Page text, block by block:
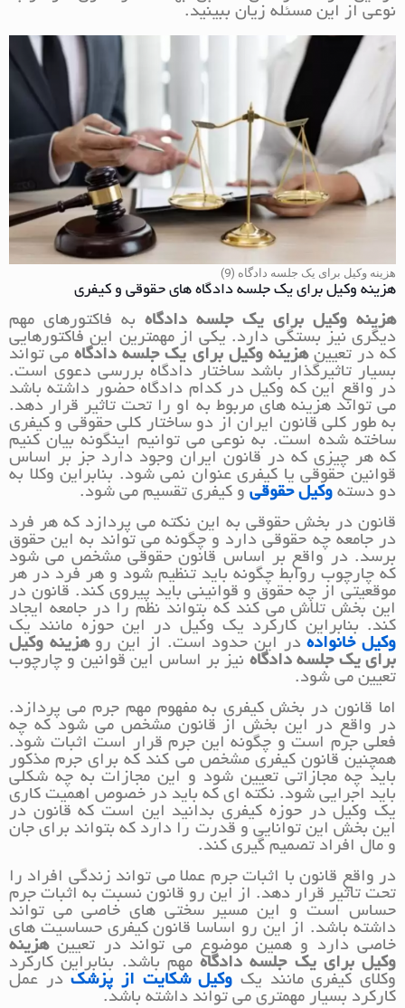
نوعی از این مسئله زیان ببینید.
هزینه وکیل برای یک جلسه دادگاه (9)
هزینه وکیل برای یک جلسه دادگاه های حقوقی و کیفری
هزینه وکیل برای یک جلسه دادگاه به فاکتورهای مهم
دیگری نیز بستگی دارد. یکی از مهمترین این فاکتورهایی
که در تعیینهزینه وکیل برای یک جلسه دادگاهمی تواند
بسیار تاثیرگذار باشد ساختار دادگاه بررسی دعوی است.
در واقع این که وکیل در کدام دادگاه حضور داشته باشد
می تواند هزینه های مربوط به او را تحت تاثیر قرار دهد.
به طور کلی قانون ایران از دو ساختار کلی حقوقی و کیفری
ساخته شده است. به نوعی می توانیم اینگونه بیان کنیم
که هر چیزی که در قانون ایران وجود دارد جز بر اساس
قوانین حقوقی یا کیفری عنوان نمی شود. بنابراین وکلا به
دو دسته وکیل حقوقی و کیفری تقسیم می شود.
قانون در بخش حقوقی به این نکته می پردازد که هر فرد
در جامعه چه حقوقی دارد و چگونه می تواند به این حقوق
برسد. در واقع بر اساس قانون حقوقی مشخص می شود
که چارچوب روابط چگونه باید تنظیم شود و هر فرد در هر
موقعیتی از چه حقوق و قوانینی باید پیروی کند. قانون در
این بخش تلاش می کند که بتواند نظم را در جامعه ایجاد
کند. بنابراین کارکرد یک وکیل در این حوزه مانند یک
وکیل خانوادهدر این حدود است. از این روهزینه وکیل
برای یک جلسه دادگاه نیز بر اساس این قوانین و چارچوب
تعیین می شود.
اما قانون در بخش کیفری به مفهوم مهم جرم می پردازد.
در واقع در این بخش از قانون مشخص می شود که چه
فعلی جرم است و چگونه این جرم قرار است اثبات شود.
همچنین قانون کیفری مشخص می کند که برای جرم مذکور
باید چه مجازاتی تعیین شود و این مجازات به چه شکلی
باید اجرایی شود. نکته ای که باید در خصوص اهمیت کاری
یک وکیل در حوزه کیفری بدانید این است که قانون در
این بخش این توانایی و قدرت را دارد که بتواند برای جان
و مال افراد تصمیم گیری کند.
در واقع قانون با اثبات جرم عملا می تواند زندگی افراد را
تحت تاثیر قرار دهد. از این رو قانون نسبت به اثبات جرم
حساس است و این مسیر سختی های خاصی می تواند
داشته باشد. از این رو اساسا قانون کیفری حساسیت های
خاصی دارد و همین موضوع می تواند در تعیینهزینه
وکیل برای یک جلسه دادگاه مهم باشد. بنابراین کارکرد
وکلای کیفری مانند یک وکیل شکایت از پزشکدر عمل
کارکرد بسیار مهمتری می تواند داشته باشد.